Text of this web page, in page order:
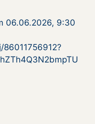
06.06.2026, 9:30